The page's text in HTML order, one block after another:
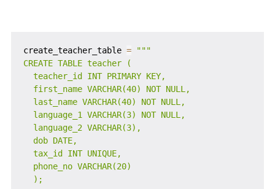
create_teacher_table =
"""
CREATE TABLE teacher (
  teacher_id INT PRIMARY KEY,
  first_name VARCHAR(40) NOT NULL,
  last_name VARCHAR(40) NOT NULL,
  language_1 VARCHAR(3) NOT NULL,
  language_2 VARCHAR(3),
  dob DATE,
  tax_id INT UNIQUE,
  phone_no VARCHAR(20)
  );